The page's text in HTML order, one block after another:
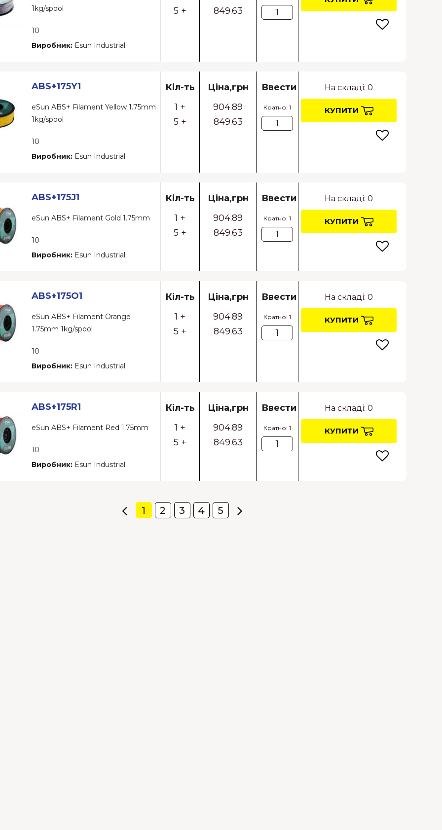
1kg/spool
10
Виробник: Esun Industrial
5 +
849.63
ABS+175Y1
eSun ABS+ Filament Yellow 1.75mm
1kg/spool
10
Виробник: Esun Industrial
Кіл-ть
1 +
5 +
Ціна,грн
904.89
849.63
Ввести
Кратно: 1
На складі: 0
КУПИТИ
ABS+175J1
eSun ABS+ Filament Gold 1.75mm
10
Виробник: Esun Industrial
Кіл-ть
1 +
5 +
Ціна,грн
904.89
849.63
Ввести
Кратно: 1
На складі: 0
КУПИТИ
ABS+175O1
eSun ABS+ Filament Orange
1.75mm 1kg/spool
10
Виробник: Esun Industrial
Кіл-ть
1 +
5 +
Ціна,грн
904.89
849.63
Ввести
Кратно: 1
На складі: 0
КУПИТИ
ABS+175R1
eSun ABS+ Filament Red 1.75mm
10
Виробник: Esun Industrial
Кіл-ть
1 +
5 +
Ціна,грн
904.89
849.63
Ввести
Кратно: 1
На складі: 0
КУПИТИ
1 2 3 4 5